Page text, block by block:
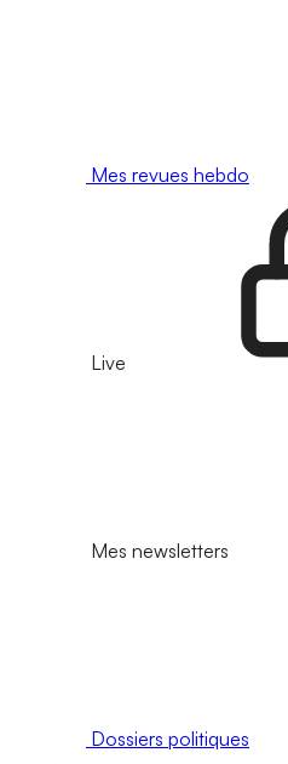
Mes revues hebdo
Live
Mes newsletters
Dossiers politiques